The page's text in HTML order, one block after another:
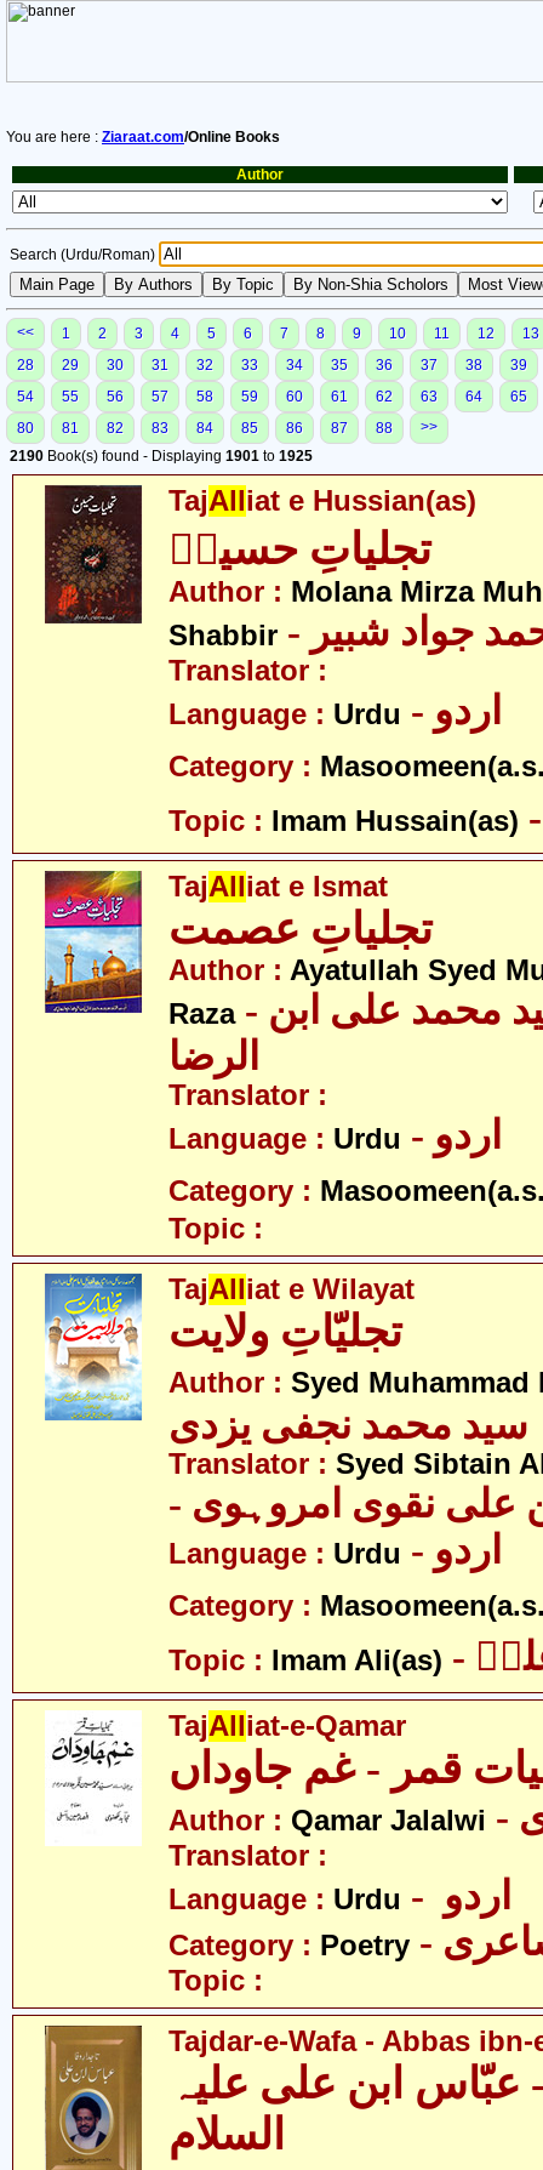
You are here : Ziaraat.com/Online Books
Author
Search (Urdu/Roman)
<< 1 2 3 4 5 6 7 8 9 10 11 12
13
28
29 30 31 32 33 34 35 36 37 38
39
54
55 56 57 58 59 60 61 62 63 64
65
80
81 82 83 84 85 86 87 88
>>
2190 Book(s) found - Displaying 1901 to 1925
TajAlliat e Hussian(as)
تجلیاتِ حسینؑ
Author : Molana Mirza
Shabbir
جواد شبیر
Translator :
Language : Urdu - اردو
Category :
Topic : Imam Hussain(as)
TajAlliat e Ismat
تجلیاتِ عصمت
Author : Ayatullah Syed
Raza- آیت اللہ سید محمد علی ابن
الرضا
Translator :
Language : Urdu - اردو
Category :
Topic :
TajAlliat e Wilayat
تجلیّاتِ ولایت
Author : Syed Muhammad
سید محمد نجفی یزدی
Translator : Syed Sibtain
علی نقوی امروہوی
Language : Urdu - اردو
Category :
Topic : Imam Ali(as)
TajAlliat-e-Qamar
قمر - غم جاوداں
Author : Qamar Jalalwi
Translator :
Language : Urdu
Category : Poetry
Topic :
Tajdar-e-Wafa - Abbas ibn-
- عبّاس ابن علی علیہ